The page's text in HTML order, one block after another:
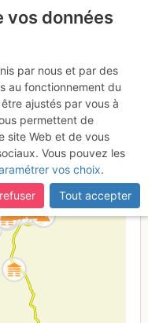
Blanc Vallée d'Aoste
vos données
par nous et par des
au fonctionnement du
ajustés par vous à
permettent de
site Web et de vous
Vous pouvez les
vos choix.
Tout accepter